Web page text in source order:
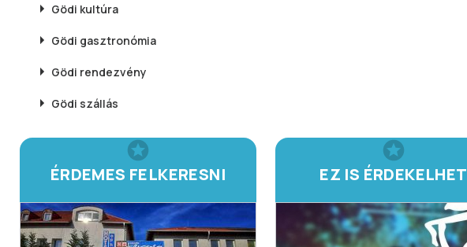
Gödi kultúra
Gödi gasztronómia
Gödi rendezvény
Gödi szállás
ÉRDEMES FELKERESNI EZ IS ÉRDEKELHET